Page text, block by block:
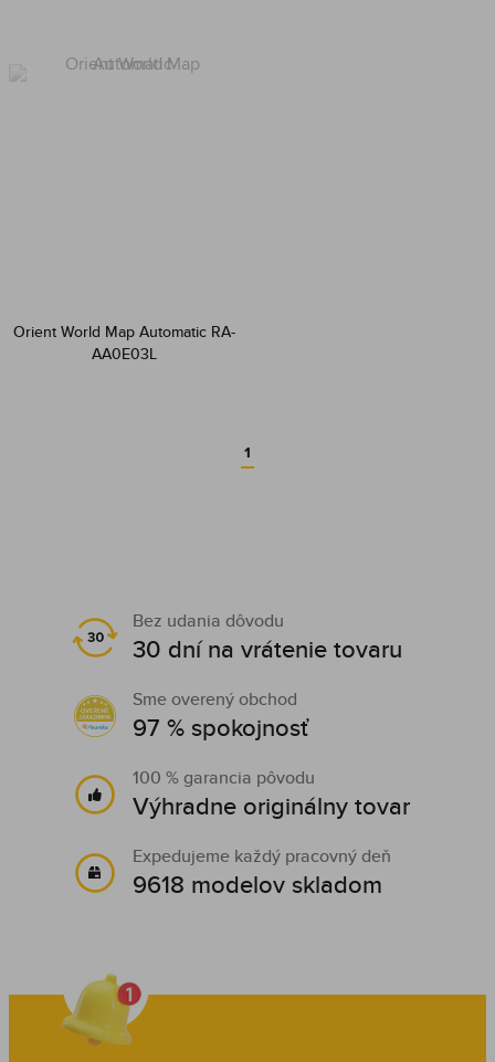
Orient World Map Automatic RA-
AA0E03L
1
Bez udania dôvodu
30 dní na vrátenie tovaru
Sme overený obchod
97 % spokojnosť
100 % garancia pôvodu
Výhradne originálny tovar
Expedujeme každý pracovný deň
9618 modelov skladom